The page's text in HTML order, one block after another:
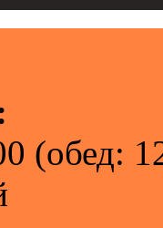
(обед: